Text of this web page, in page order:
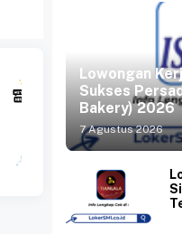
Lowongan
Sukses
Bakery) 2026
7 Agustus 2026